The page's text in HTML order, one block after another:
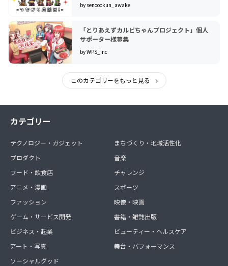
by senoookun_awake
「とりあえずカルビちゃんプロジェクト」個人
サポーター様募集
by WPS_inc
このカテゴリーをもっと見る
カテゴリー
テクノロジー・ガジェット
プロダクト
フード・飲食店
アニメ・漫画
ファッション
ゲーム・サービス開発
ビジネス・起業
アート・写真
ソーシャルグッド
まちづくり・地域活性化
音楽
チャレンジ
スポーツ
映像・映画
書籍・雑誌出版
ビューティー・ヘルスケア
舞台・パフォーマンス